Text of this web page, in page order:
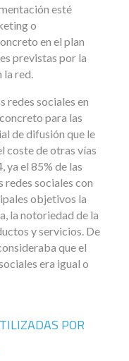
esté
o
en el plan
previstas por la
la red.
redes sociales en
para las
de difusión que le
coste de otras vías
ya el 85% de las
redes sociales con
objetivos la
la notoriedad de la
y servicios. De
que el
era igual o
POR